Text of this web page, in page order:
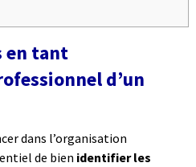
en tant
d’un
dans l’organisation
de bien identifier les